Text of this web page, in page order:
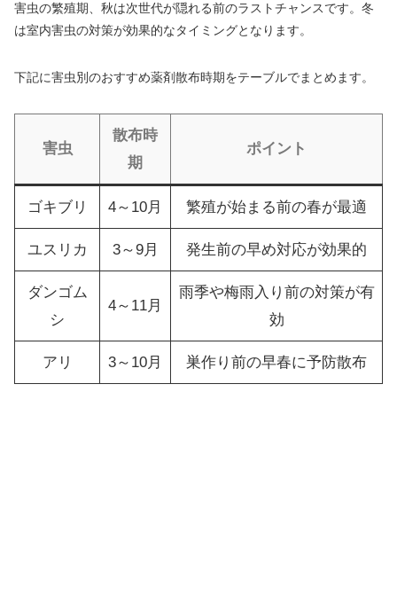
害虫の繁殖期、秋は次世代が隠れる前のラストチャンスです。冬
は室内害虫の対策が効果的なタイミングとなります。
下記に害虫別のおすすめ薬剤散布時期をテーブルでまとめます。
害虫
散布時
期
ポイント
ゴキブリ 4～10月 繁殖が始まる前の春が最適
ユスリカ 3～9月 発生前の早め対応が効果的
ダンゴム
シ
4～11月
雨季や梅雨入り前の対策が有
効
アリ 3～10月 巣作り前の早春に予防散布